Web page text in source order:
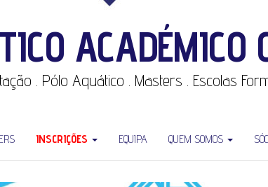
ACADÉMICO
. Pólo Aquático . Masters . Escolas
INSCRIÇÕES EQUIPA QUEM SOMOS